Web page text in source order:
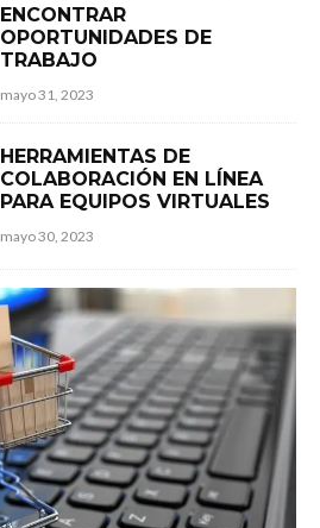
ENCONTRAR
OPORTUNIDADES DE
TRABAJO
mayo 31, 2023
HERRAMIENTAS DE
COLABORACIÓN EN LÍNEA
PARA EQUIPOS VIRTUALES
mayo 30, 2023